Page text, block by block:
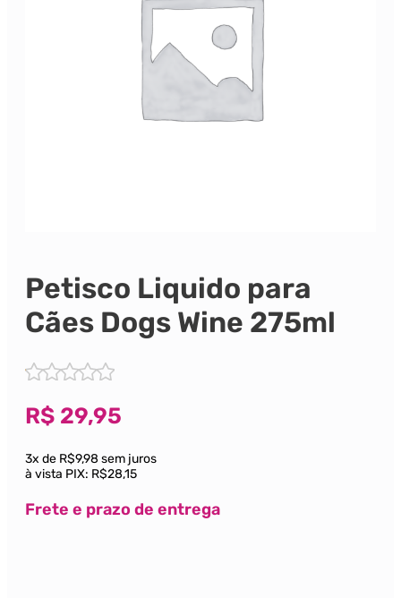
Petisco Liquido para
Cães Dogs Wine 275ml
R$ 29,95
3x de R$9,98 sem juros
à vista PIX: R$28,15
Frete e prazo de entrega